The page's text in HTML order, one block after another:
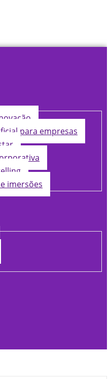
para empresas
imersões